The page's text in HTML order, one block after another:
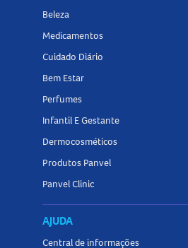
Beleza
Medicamentos
Cuidado Diário
Bem Estar
Perfumes
Infantil E Gestante
Dermocosméticos
Produtos Panvel
Panvel Clinic
AJUDA
Central de informações